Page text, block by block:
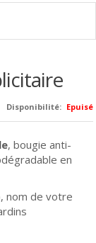
Disponibilité: Epuisé
, bougie anti-
en
nom de votre